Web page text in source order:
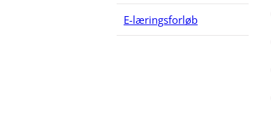
E-læringsforløb